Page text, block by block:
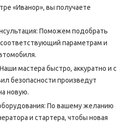
«Иванор», вы получаете
Поможем подобрать
параметрам и
мастера быстро, аккуратно и с
безопасности произведут
новую.
По вашему желанию
и стартера, чтобы новая